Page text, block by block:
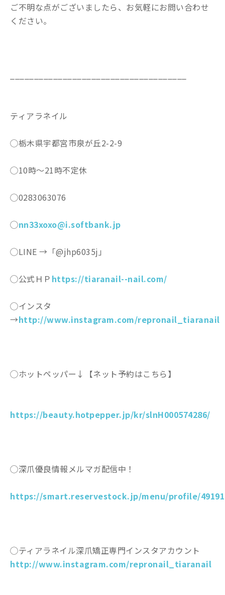
ご不明な点がございましたら、お気軽にお問い合わせ
ください。
ティアラネイル
◯栃木県宇都宮市泉が丘2-2-9
◯10時〜21時不定休
◯0283063076
◯nn33xoxo@i.softbank.jp
◯LINE →「@jhp6035j」
◯公式ＨＰ https://tiaranail--nail.com/
◯インスタ
→http://www.instagram.com/repronail_tiaranail
◯ホットペッパー↓【ネット予約はこちら】
https://beauty.hotpepper.jp/kr/slnH000574286/
◯深爪優良情報メルマガ配信中！
https://smart.reservestock.jp/menu/profile/49191
◯ティアラネイル深爪矯正専門インスタアカウント
http://www.instagram.com/repronail_tiaranail